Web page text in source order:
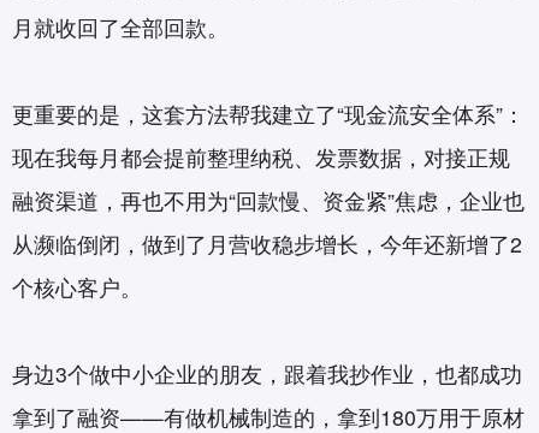
月就收回了全部回款。
更重要的是，这套方法帮我建立了“现金流安全体系”：
现在我每月都会提前整理纳税、发票数据，对接正规
融资渠道，再也不用为“回款慢、资金紧”焦虑，企业也
从濒临倒闭，做到了月营收稳步增长，今年还新增了2
个核心客户。
身边3个做中小企业的朋友，跟着我抄作业，也都成功
拿到了融资——有做机械制造的，拿到180万用于原材